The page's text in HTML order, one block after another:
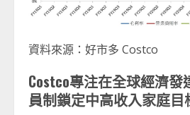
資料來源：好市多 Costco
Costco專注在全球經濟發
員制鎖定中高收入家庭目